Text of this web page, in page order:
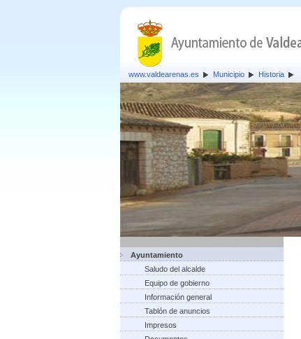
www.valdearenas.es Municipio Historia
Ayuntamiento
Saludo del alcalde
Equipo de gobierno
Información general
Tablón de anuncios
Impresos